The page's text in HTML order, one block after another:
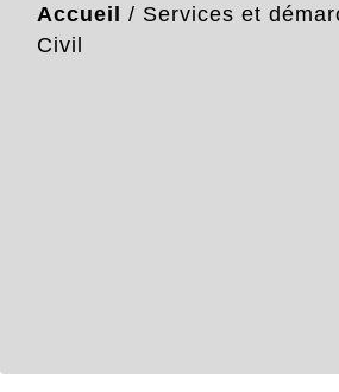
Accueil / Services et
Civil